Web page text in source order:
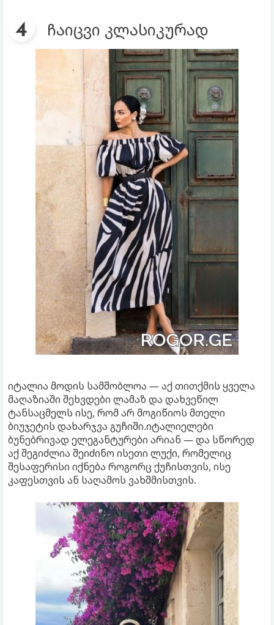
ჩაიცვი კლასიკურად
იტალია მოდის სამშობლოა — აქ თითქმის ყველა
მაღაზიაში შეხვდები ლამაზ და დახვეწილ
ტანსაცმელს ისე, რომ არ მოგიწიოს მთელი
ბიუჯეტის დახარჯვა გუჩიში.იტალიელები
ბუნებრივად ელეგანტურები არიან — და სწორედ
აქ შეგიძლია შეიძინო ისეთი ლუქი, რომელიც
შესაფერისი იქნება როგორც ქუჩისთვის, ისე
კაფესთვის ან საღამოს ვახშმისთვის.